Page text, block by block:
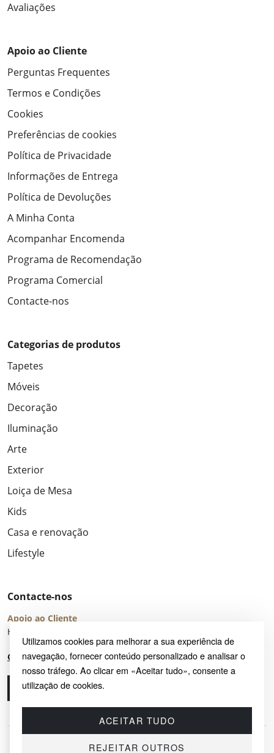
Utilizamos cookies para melhorar a sua experiência de
navegação, fornecer conteúdo personalizado e analisar o
nosso tráfego. Ao clicar em «Aceitar tudo», consente a
utilização de cookies.
ACEITAR TUDO
REJEITAR OUTROS
Avaliações
Apoio ao Cliente
Perguntas Frequentes
Termos e Condições
Cookies
Preferências de cookies
Política de Privacidade
Informações de Entrega
Política de Devoluções
A Minha Conta
Acompanhar Encomenda
Programa de Recomendação
Programa Comercial
Contacte-nos
Categorias de produtos
Tapetes
Móveis
Decoração
Iluminação
Arte
Exterior
Loiça de Mesa
Kids
Casa e renovação
Lifestyle
Contacte-nos
Apoio ao Cliente
Horário de Atendimento: seg – sex 8:00 – 16:00 (UTC+2)
Centro de Ajuda
Ligue-nos